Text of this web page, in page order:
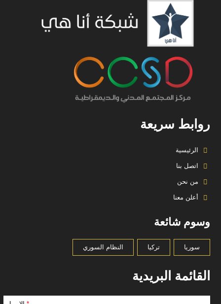
روابط سريعة
الرئيسية
اتصل بنا
من نحن
أعلن معنا
وسوم شائعة
سوريا تركيا النظام السوري
القائمة البريدية